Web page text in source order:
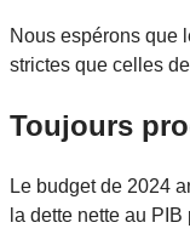
Nous espérons que
strictes que celles
Toujours
Le budget de 2024
la dette nette au